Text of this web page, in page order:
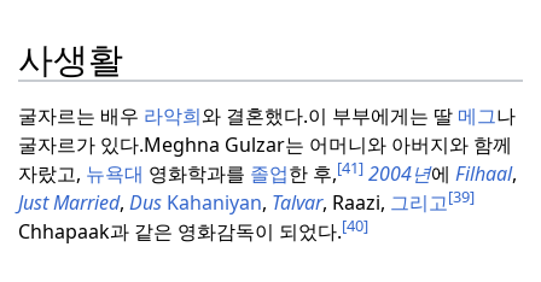
사생활
굴자르는 배우 라악희와 결혼했다.이 부부에게는 딸 메그나
굴자르가 있다.Meghna Gulzar는 어머니와 아버지와 함께
자랐고, 뉴욕대 영화학과를 졸업한 후,[41] 2004년에 Filhaal,
JustMarried, Dus Kahaniyan, Talvar, Raazi, 그리고[39]
Chhapaak과 같은 영화감독이 되었다.[40]